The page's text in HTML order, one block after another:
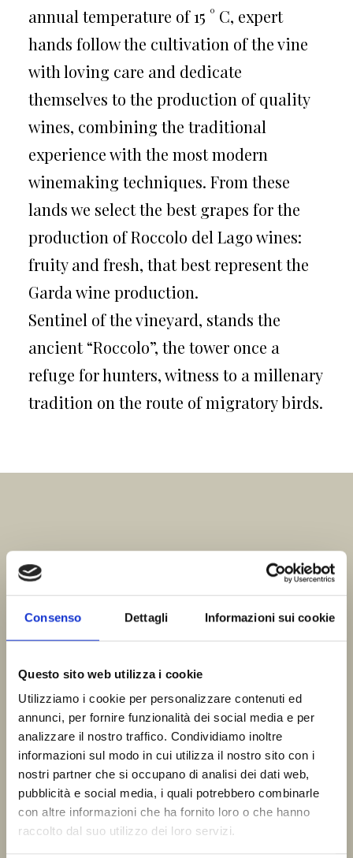
Consenso Dettagli Informazioni sui cookie
Questo sito web utilizza i cookie
Utilizziamo i cookie per personalizzare contenuti ed
annunci, per fornire funzionalità dei social media e per
analizzare il nostro traffico. Condividiamo inoltre
informazioni sul modo in cui utilizza il nostro sito con i
nostri partner che si occupano di analisi dei dati web,
pubblicità e social media, i quali potrebbero combinarle
con altre informazioni che ha fornito loro o che hanno
raccolto dal suo utilizzo dei loro servizi.
annual temperature of 15 ° C, expert
hands follow the cultivation of the vine
with loving care and dedicate
themselves to the production of quality
wines, combining the traditional
experience with the most modern
winemaking techniques. From these
lands we select the best grapes for the
production of Roccolo del Lago wines:
fruity and fresh, that best represent the
Garda wine production.
Sentinel of the vineyard, stands the
ancient “Roccolo”, the tower once a
refuge for hunters, witness to a millenary
tradition on the route of migratory birds.
THE VINEYARD
Region:Lazise, Lago di Garda, Veneto.